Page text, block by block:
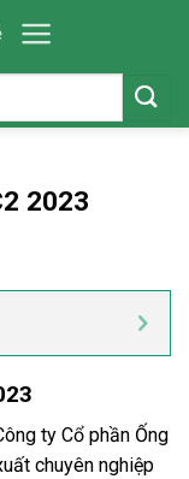
2023
ty Cổ phần Ống
chuyên nghiệp